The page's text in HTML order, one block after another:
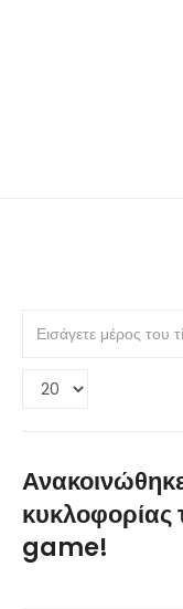
μέρος
τίτλου.
Εμφάνιση
game!